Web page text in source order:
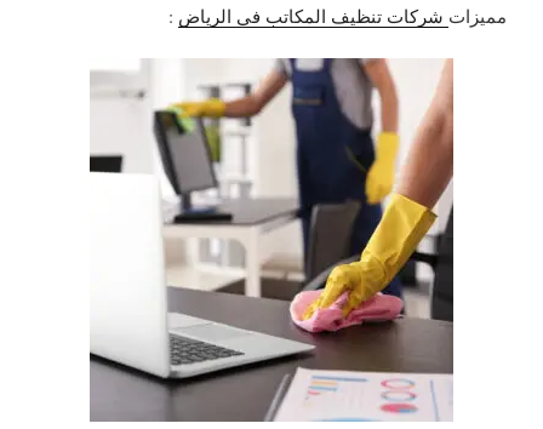
مميزات شركات تنظيف المكاتب في الرياض :